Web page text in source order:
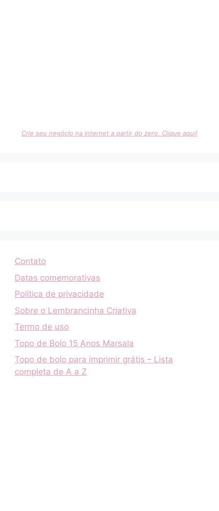
Crie seu negócio na internet a partir do zero. Clique aqui!
Contato
Datas comemorativas
Política de privacidade
Sobre o Lembrancinha Criativa
Termo de uso
Topo de Bolo 15 Anos Marsala
Topo de bolo para imprimir grátis – Lista
completa de A a Z